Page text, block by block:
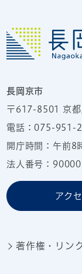
長岡京市
〒617-8501 京
電話：075-951-
開庁時間：午前
法人番号：
アク
著作権・リン